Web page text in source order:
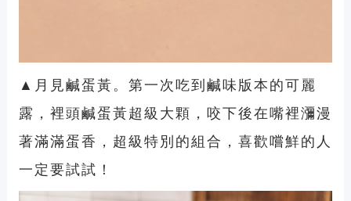
▲月見鹹蛋黃。第一次吃到鹹味版本的可麗
露，裡頭鹹蛋黃超級大顆，咬下後在嘴裡瀰漫
著滿滿蛋香，超級特別的組合，喜歡嚐鮮的人
一定要試試！